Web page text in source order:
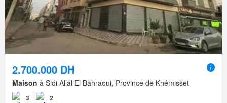
2.700.000 DH
Maison à Sidi Allal El Bahraoui, Province de Khémisset
3 2